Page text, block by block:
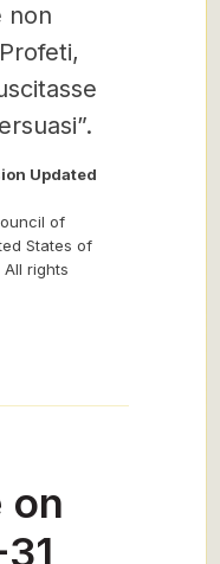
non
Updated
of
States of
All rights
on